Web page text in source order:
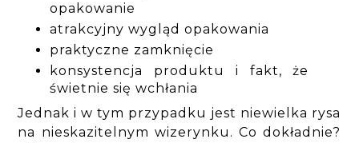
opakowanie
atrakcyjny wygląd opakowania
praktyczne zamknięcie
konsystencja produktu i fakt, że
świetnie się wchłania
Jednak i w tym przypadku jest niewielka rysa
na nieskazitelnym wizerynku. Co dokładnie?